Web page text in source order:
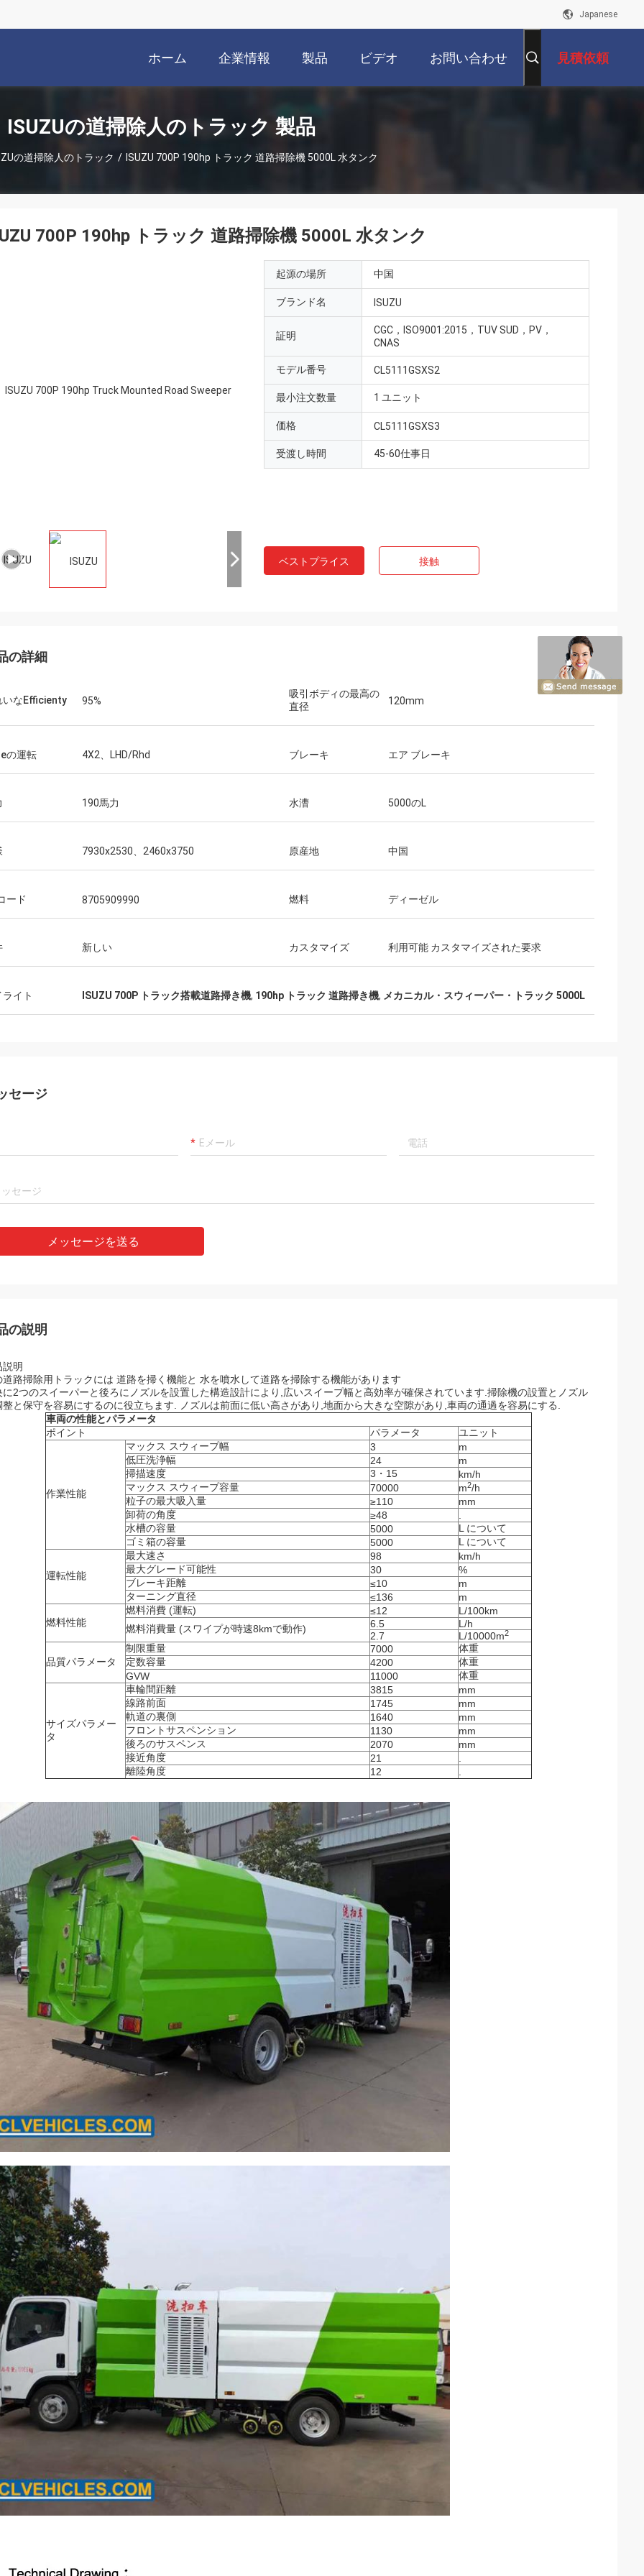
Japanese
ホーム 企業情報 製品 ビデオ お問い合わせ 見積依頼
ISUZUの道掃除人のトラック 製品
の道掃除人のトラック / ISUZU 700P 190hp トラック 道路掃除機 5000L 水タンク
700P 190hp トラック 道路掃除機 5000L 水タンク
起源の場所 中国
ブランド名 ISUZU
証明
CGC，ISO9001:2015，TUV SUD，PV，
CNAS
モデル番号 CL5111GSXS2
最小注文数量 1 ユニット
価格 CL5111GSXS3
受渡し時間 45-60仕事日
ベストプライス 接触
の詳細
いなEfficienty 95%
吸引ボディの最高の
直径
120mm
の運転 4X2、LHD/Rhd ブレーキ エア ブレーキ
190馬力 水漕 5000のL
7930x2530、2460x3750 原産地 中国
ード 8705909990 燃料 ディーゼル
新しい カスタマイズ 利用可能 カスタマイズされた要求
イト ISUZU 700P トラック搭載道路掃き機, 190hp トラック 道路掃き機, メカニカル・スウィーパー・トラック 5000L
セージ
メッセージを送る
の説明
説明
道路掃除用トラックには 道路を掃く機能と 水を噴水して道路を掃除する機能があります
に2つのスイーパーと後ろにノズルを設置した構造設計により,広いスイープ幅と高効率が確保されています.掃除機の設置とノズル
整と保守を容易にするのに役立ちます. ノズルは前面に低い高さがあり,地面から大きな空隙があり,車両の通過を容易にする.
車両の性能とパラメータ
ポイント
パラメータ ユニット
作業性能
マックス スウィープ幅 3
m
低圧洗浄幅
24
m
掃描速度
3・15
km/h
マックス スウィープ容量
70000 m2/h
粒子の最大吸入量
≥110
mm
卸荷の角度
≥48
水槽の容量
5000
L について
ゴミ箱の容量
5000 L について
運転性能
最大速さ 98
km/h
最大グレード可能性
30
%
ブレーキ距離
≤10
m
ターニング直径
≤136 m
燃料性能
燃料消費 (運転) ≤12
L/100km
燃料消費量 (スワイプが時速8kmで動作)
6.5
L/h
2.7
L/10000m2
品質パラメータ
制限重量 7000
体重
定数容量
4200
体重
GVW
11000 体重
サイズパラメー
タ
車輪間距離 3815
mm
線路前面
1745
mm
軌道の裏側
1640
mm
フロントサスペンション
1130
mm
後ろのサスペンス
2070
mm
接近角度
21
離陸角度
12